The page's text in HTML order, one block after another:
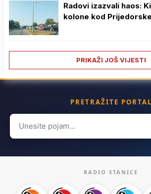
Radovi izazvali haos:
kolone kod
PRIKAŽI JOŠ VIJESTI
PRETRAŽITE PORTAL
Search
for:
RADIO STANICE